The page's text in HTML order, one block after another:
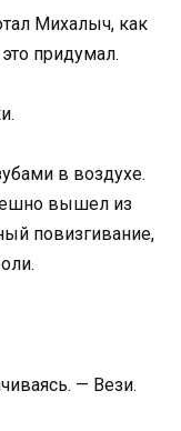
Михалыч, как
придумал.
в воздухе.
вышел из
повизгивание,
— Вези.